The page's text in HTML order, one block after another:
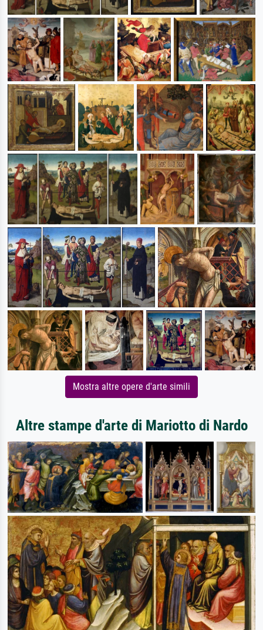
Mostra altre opere d'arte simili
Altre stampe d'arte di Mariotto di Nardo